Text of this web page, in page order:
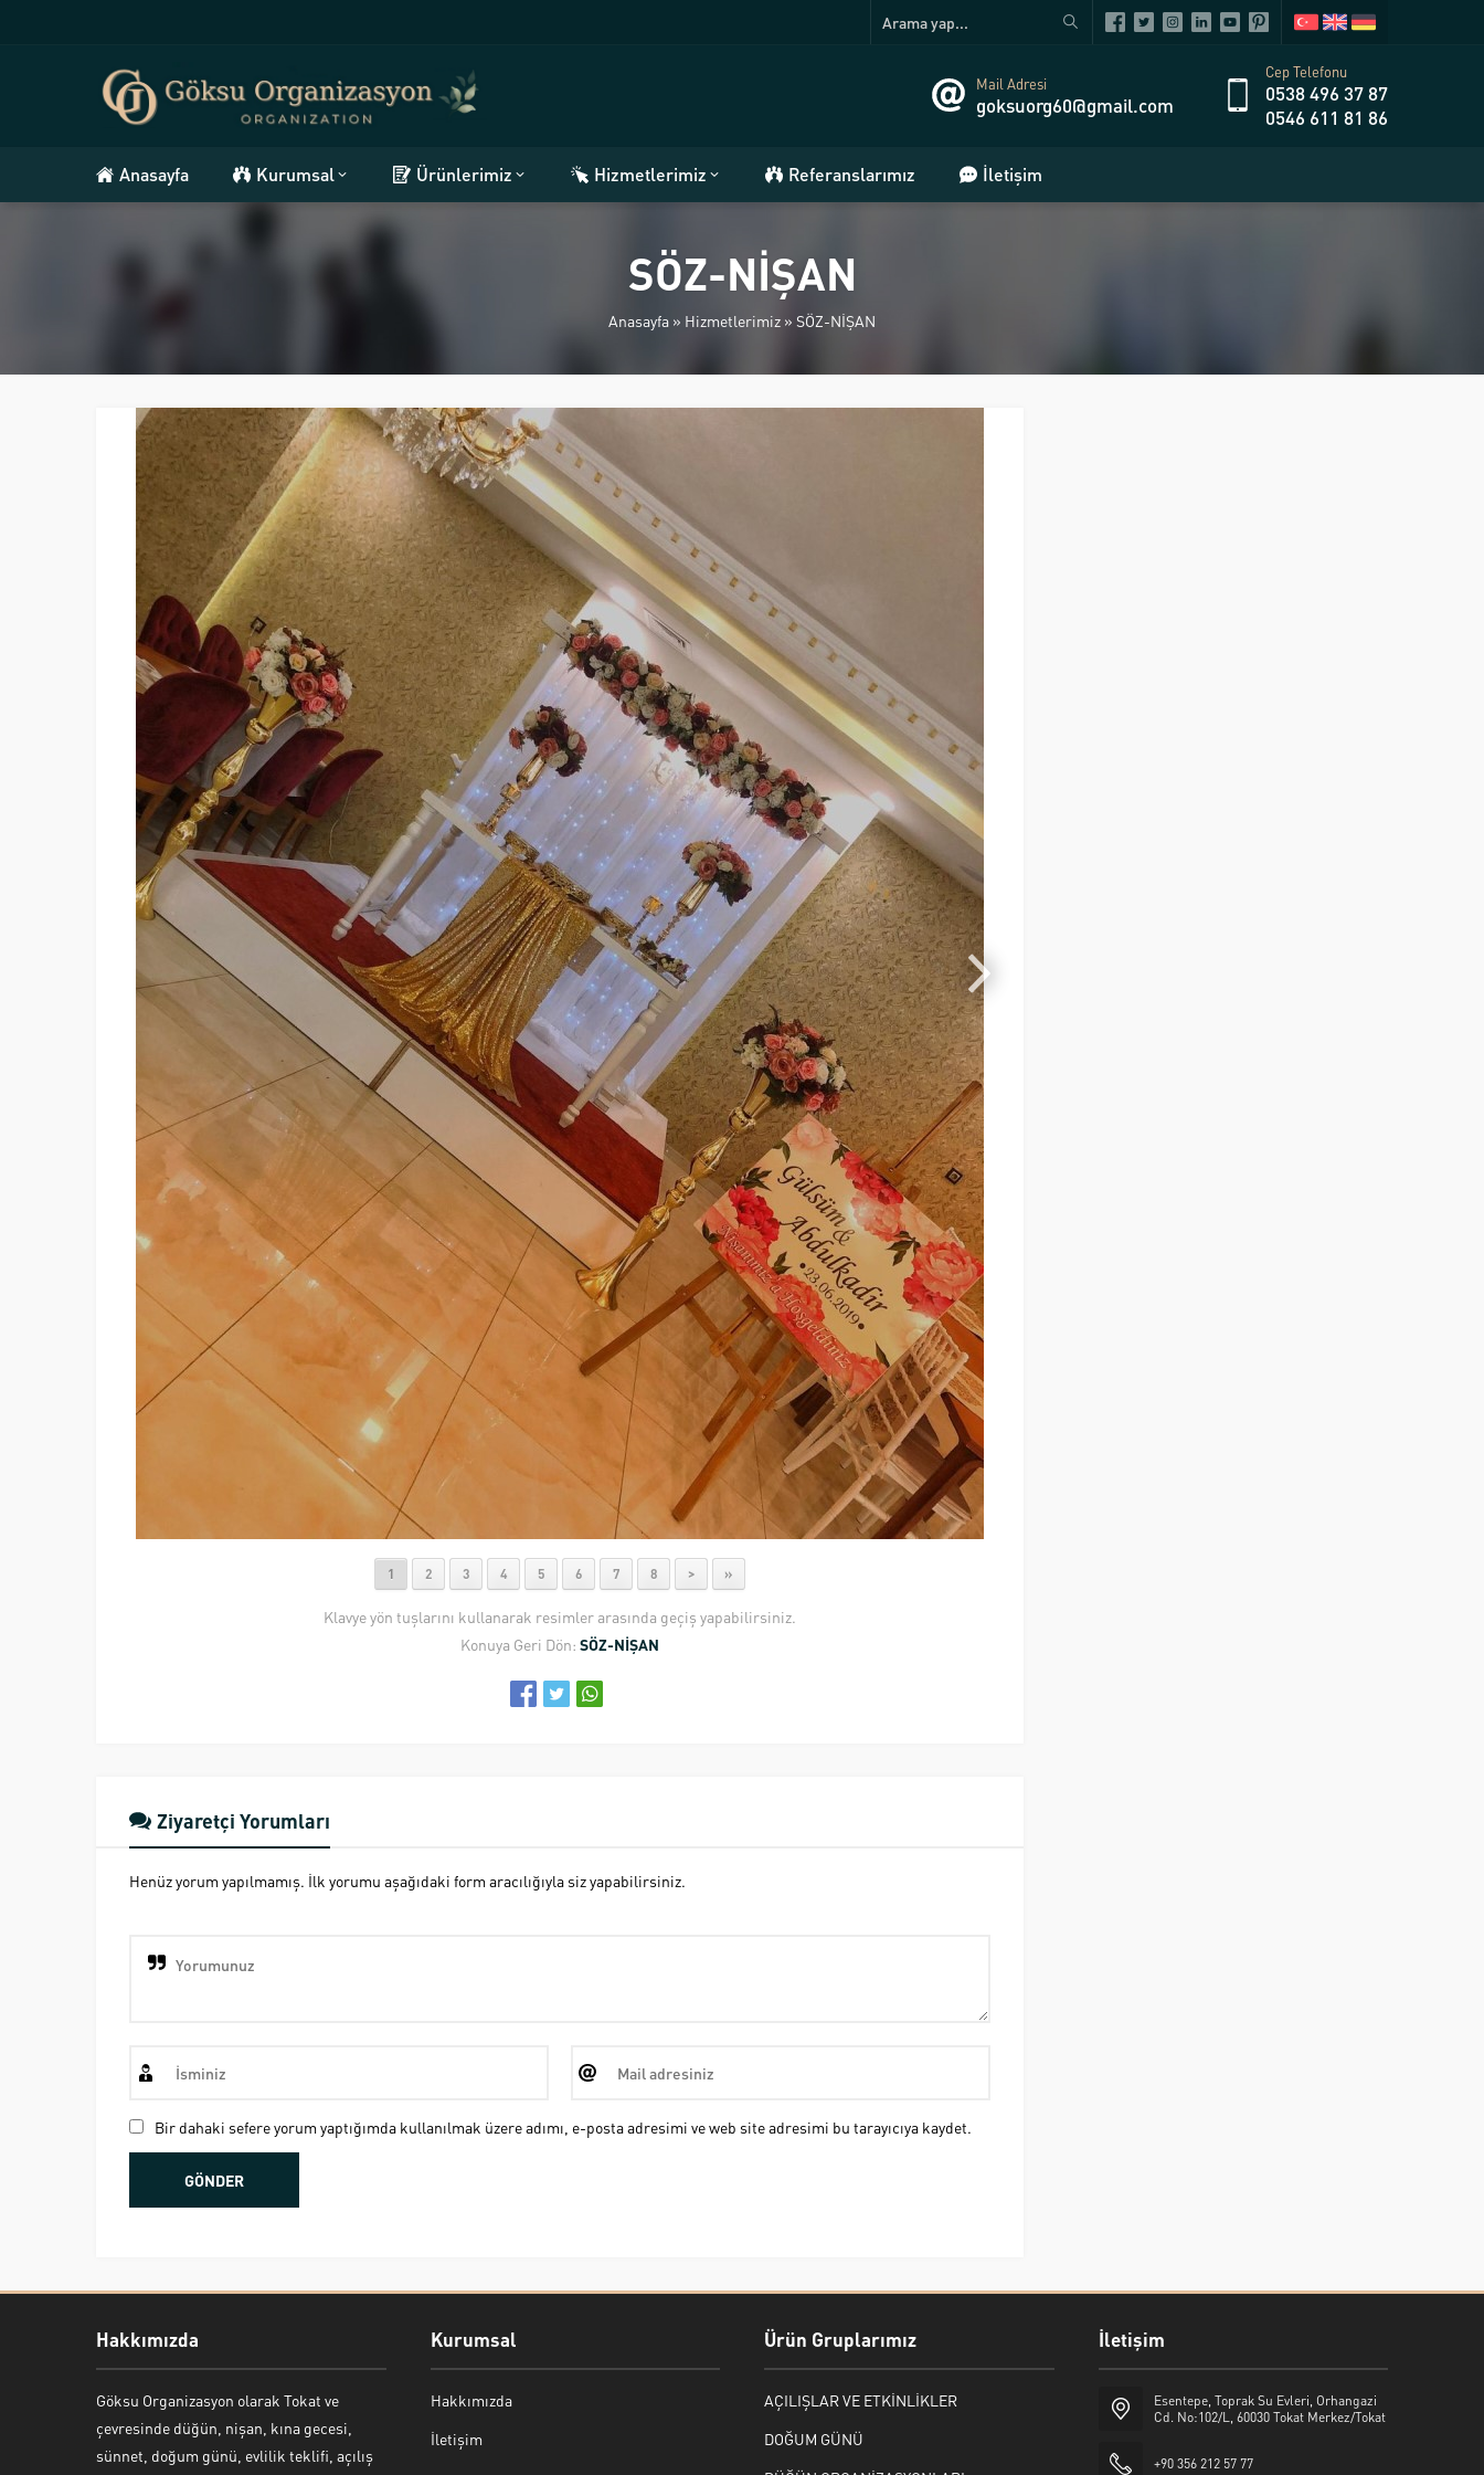
Mail Adresi
goksuorg60@gmail.com
Cep Telefonu
0538 496 37 87
0546 611 81 86
Anasayfa Kurumsal Ürünlerimiz Hizmetlerimiz Referanslarımız İletişim
SÖZ-NİŞAN
Anasayfa » Hizmetlerimiz » SÖZ-NİŞAN
1 2 3 4 5 6 7 8 > »
Klavye yön tuşlarını kullanarak resimler arasında geçiş yapabilirsiniz.
Konuya Geri Dön: SÖZ-NİŞAN
Ziyaretçi Yorumları
Henüz yorum yapılmamış. İlk yorumu aşağıdaki form aracılığıyla siz yapabilirsiniz.
Bir dahaki sefere yorum yaptığımda kullanılmak üzere adımı, e-posta adresimi ve web site adresimi bu tarayıcıya kaydet.
Hakkımızda
Göksu Organizasyon olarak Tokat ve
çevresinde düğün, nişan, kına gecesi,
sünnet, doğum günü, evlilik teklifi, açılış
Kurumsal
Hakkımızda
İletişim
Ürün Gruplarımız
AÇILIŞLAR VE ETKİNLİKLER
DOĞUM GÜNÜ
İletişim
Esentepe, Toprak Su Evleri, Orhangazi
Cd. No:102/L, 60030 Tokat Merkez/Tokat
+90 356 212 57 77
Bekir Kiper